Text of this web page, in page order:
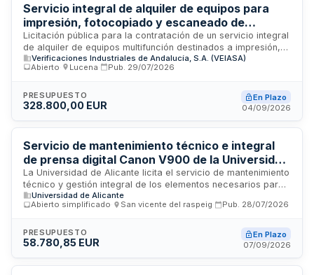
Servicio integral de alquiler de equipos para
impresión, fotocopiado y escaneado de
documentos - VEIASA
Licitación pública para la contratación de un servicio integral
de alquiler de equipos multifunción destinados a impresión,
fotocopiado y escaneado de documentos. El organismo
contratante es Verificaciones Industriales de Andalucía, S.A.
comprende el suministro, mantenimiento, reparación y
gestión de equipos de ofimática para uso administrativo. El
cuarenta y seis mil seiscientos euros, con duración
plurianual.
Verificaciones Industriales de Andalucía, S.A. (VEIASA)
Abierto
Lucena Pub. 29/07/2026
PRESUPUESTO
328.800,00 EUR
En Plazo
04/09/2026
Servicio de mantenimiento técnico e integral
de prensa digital Canon V900 de la Universidad
de Alicante
La Universidad de Alicante licita el servicio de mantenimiento
técnico y gestión integral de los elementos necesarios para
el funcionamiento de una prensa digital Canon V900 ubicada
en el Servicio de Publicaciones. El contrato abarca tanto las
gestión de componentes, repuestos y recursos necesarios
para asegurar el correcto funcionamiento del equipamiento
Universidad de Alicante
Abierto simplificado
San vicente del raspeig Pub. 28/07/2026
PRESUPUESTO
58.780,85 EUR
En Plazo
07/09/2026